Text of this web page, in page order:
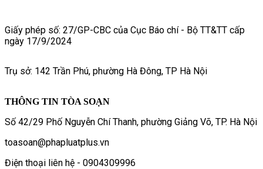
Giấy phép số: 27/GP-CBC của Cục Báo chí - Bộ TT&TT cấp
ngày 17/9/2024
Trụ sở: 142 Trần Phú, phường Hà Đông, TP Hà Nội
THÔNG TIN TÒA SOẠN
Số 42/29 Phố Nguyễn Chí Thanh, phường Giảng Võ, TP. Hà Nội
toasoan@phapluatplus.vn
Điện thoại liên hệ - 0904309996